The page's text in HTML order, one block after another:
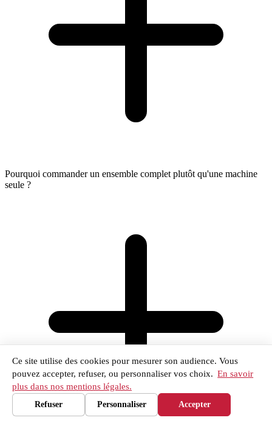
Pourquoi commander un ensemble complet plutôt qu'une machine
seule ?
Ce site utilise des cookies pour mesurer son audience. Vous
pouvez accepter, refuser, ou personnaliser vos choix. En savoir
plus dans nos mentions légales.
Refuser
Personnaliser Accepter